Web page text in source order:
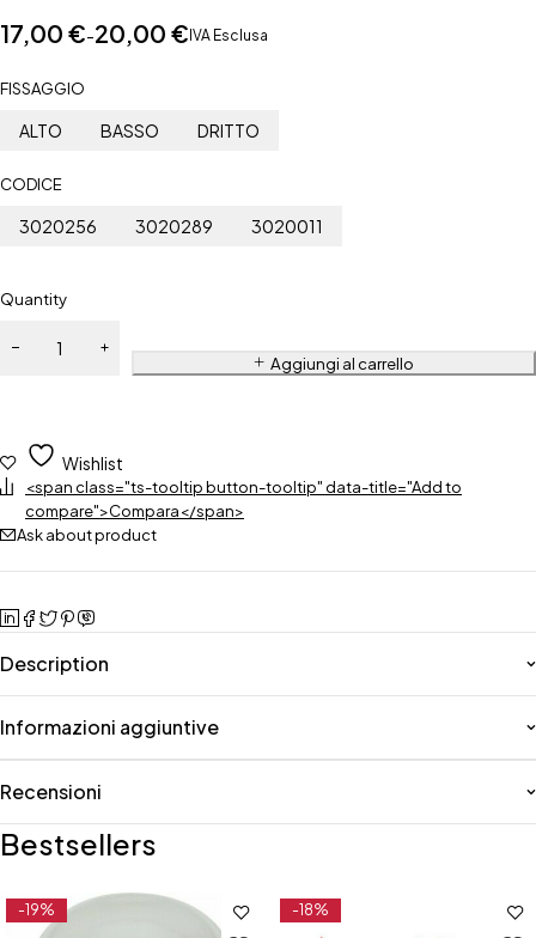
17,00 €-20,00 € IVA Esclusa
FISSAGGIO
ALTO BASSO DRITTO
CODICE
3020256 3020289 3020011
Quantity
Aggiungi al carrello
Wishlist
<span class="ts-tooltip button-tooltip" data-title="Add to
compare">Compara</span>
Ask about product
Description
Informazioni aggiuntive
Recensioni
Bestsellers
-19% -18%